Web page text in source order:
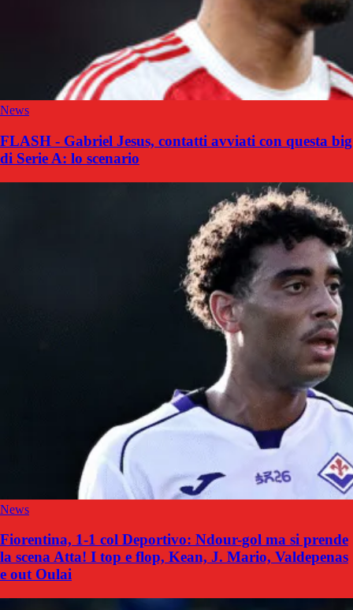
News
FLASH - Gabriel Jesus, contatti avviati con questa big
di Serie A: lo scenario
News
Fiorentina, 1-1 col Deportivo: Ndour-gol ma si prende
la scena Atta! I top e flop, Kean, J. Mario, Valdepenas
e out Oulai